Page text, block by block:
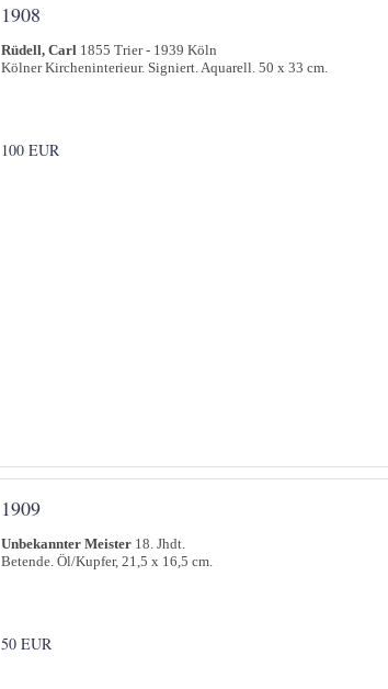
1908
Rüdell, Carl 1855 Trier - 1939 Köln
Kölner Kircheninterieur. Signiert. Aquarell. 50 x 33 cm.
100 EUR
1909
Unbekannter Meister 18. Jhdt.
Betende. Öl/Kupfer, 21,5 x 16,5 cm.
50 EUR